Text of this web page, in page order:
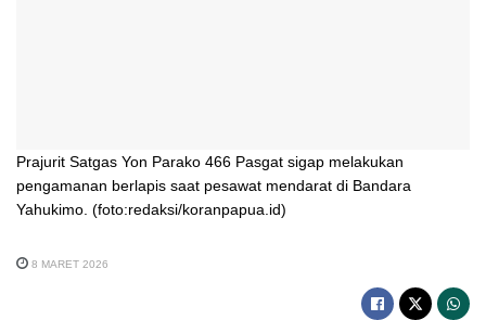
Prajurit Satgas Yon Parako 466 Pasgat sigap melakukan
pengamanan berlapis saat pesawat mendarat di Bandara
Yahukimo. (foto:redaksi/koranpapua.id)
8 MARET 2026